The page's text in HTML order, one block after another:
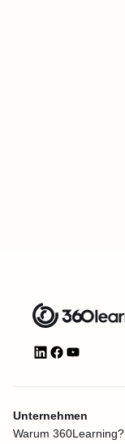
Unternehmen
Warum 360Learning?